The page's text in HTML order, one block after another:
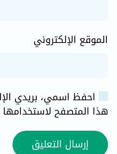
الموقع الإلكتروني
احفظ اسمي، بريدي
هذا المتصفح
إرسال التعليق